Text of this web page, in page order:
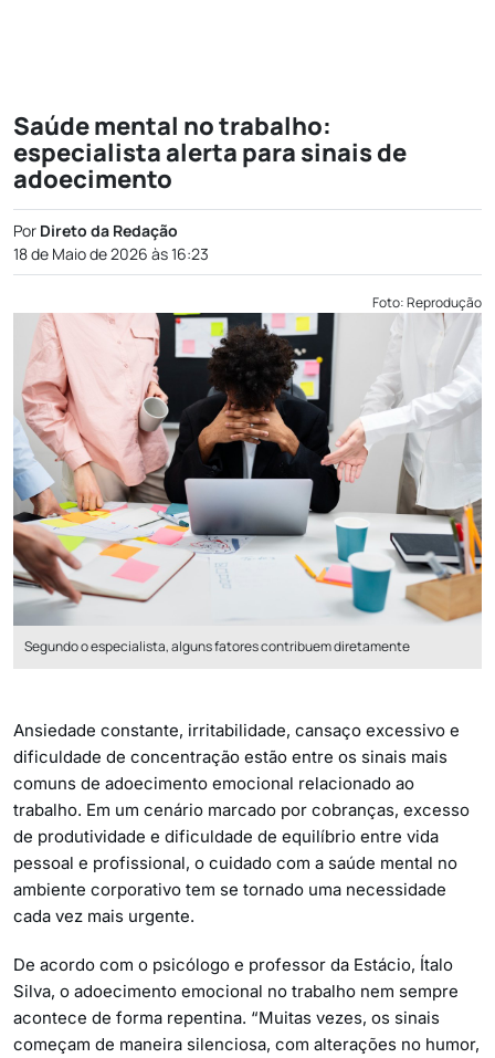
Saúde mental no trabalho:
especialista alerta para sinais de
adoecimento
Por Direto da Redação
18 de Maio de 2026 às 16:23
Foto: Reprodução
Segundo o especialista, alguns fatores contribuem diretamente
Ansiedade constante, irritabilidade, cansaço excessivo e
dificuldade de concentração estão entre os sinais mais
comuns de adoecimento emocional relacionado ao
trabalho. Em um cenário marcado por cobranças, excesso
de produtividade e dificuldade de equilíbrio entre vida
pessoal e profissional, o cuidado com a saúde mental no
ambiente corporativo tem se tornado uma necessidade
cada vez mais urgente.
De acordo com o psicólogo e professor da Estácio, Ítalo
Silva, o adoecimento emocional no trabalho nem sempre
acontece de forma repentina. “Muitas vezes, os sinais
começam de maneira silenciosa, com alterações no humor,